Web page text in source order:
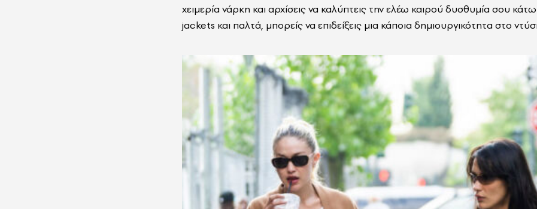
χειμερία νάρκη και αρχίσεις να καλύπτεις την ελέω καιρού δυσθυμία σου
jackets και παλτά, μπορείς να επιδείξεις μια κάποια δημιουργικότητα στο